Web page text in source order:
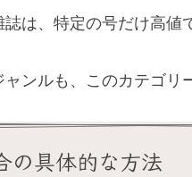
は、特定の号だけ高値
ンルも、このカテゴリ
の具体的な方法